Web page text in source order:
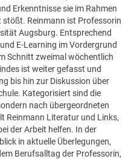
Erkenntnisse sie im Rahmen
Reinmann ist Professorin
Augsburg. Entsprechend
E-Learning im Vordergrund
Schnitt zweimal wöchentlich
ist weiter gefasst und
bis hin zur Diskussion über
Kategorisiert sind die
nach übergeordneten
Reinmann Literatur und Links,
der Arbeit helfen. In der
in aktuelle Überlegungen,
Berufsalltag der Professorin,